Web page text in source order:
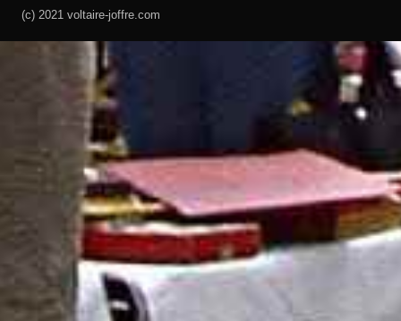
(c) 2021 voltaire-joffre.com